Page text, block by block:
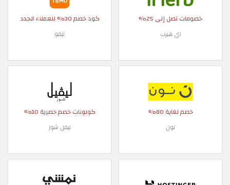
خصومات تصل إلى 25%
اي هيرب
كود خصم 30% للعملاء الجدد
تيمو
خصم لغاية 80%
نون
كوبونات خصم حصرية 10%
ليفل شوز